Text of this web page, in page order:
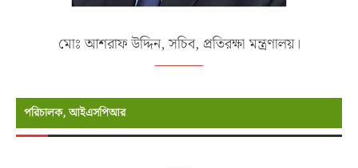
মোঃ আশরাফ উদ্দিন, সচিব, প্রতিরক্ষা মন্ত্রণালয়।
পরিচালক, আইএসপিআর